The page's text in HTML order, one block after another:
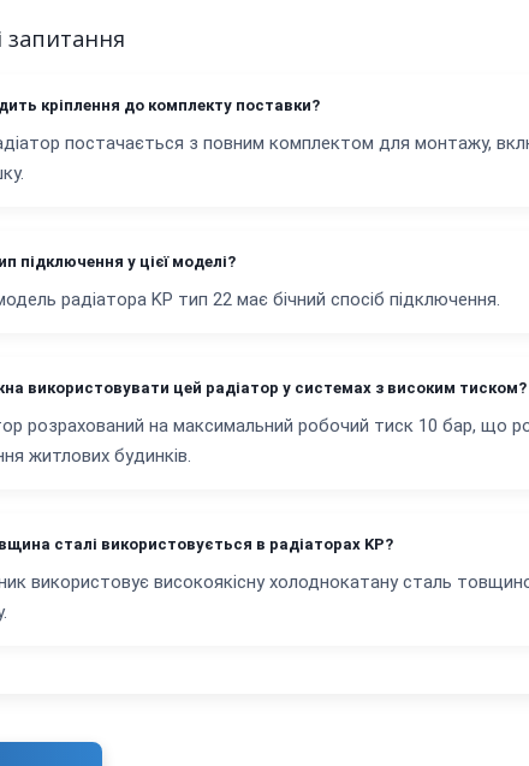
запитання
кріплення до комплекту поставки?
постачається з повним комплектом для монтажу,
підключення у цієї моделі?
радіатора KP тип 22 має бічний спосіб підключення.
використовувати цей радіатор у системах з високим тиском?
розрахований на максимальний робочий тиск 10 бар, що
житлових будинків.
сталі використовується в радіаторах KP?
використовує високоякісну холоднокатану сталь